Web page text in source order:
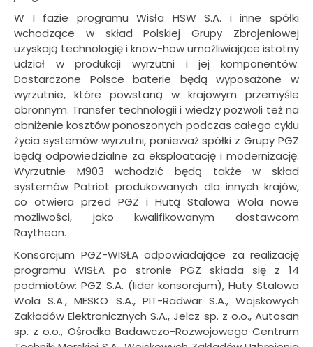
W I fazie programu Wisła HSW S.A. i inne spółki
wchodzące w skład Polskiej Grupy Zbrojeniowej
uzyskają technologię i know-how umożliwiające istotny
udział w produkcji wyrzutni i jej komponentów.
Dostarczone Polsce baterie będą wyposażone w
wyrzutnie, które powstaną w krajowym przemyśle
obronnym. Transfer technologii i wiedzy pozwoli też na
obniżenie kosztów ponoszonych podczas całego cyklu
życia systemów wyrzutni, ponieważ spółki z Grupy PGZ
będą odpowiedzialne za eksploatację i modernizację.
Wyrzutnie M903 wchodzić będą także w skład
systemów Patriot produkowanych dla innych krajów,
co otwiera przed PGZ i Hutą Stalowa Wola nowe
możliwości, jako kwalifikowanym dostawcom
Raytheon.
Konsorcjum PGZ-WISŁA odpowiadające za realizację
programu WISŁA po stronie PGZ składa się z 14
podmiotów: PGZ S.A. (lider konsorcjum), Huty Stalowa
Wola S.A., MESKO S.A., PIT-Radwar S.A., Wojskowych
Zakładów Elektronicznych S.A., Jelcz sp. z o.o., Autosan
sp. z o.o., Ośrodka Badawczo-Rozwojowego Centrum